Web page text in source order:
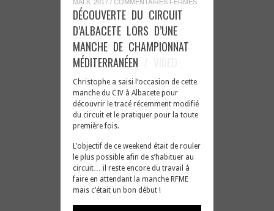
MAI 8, 2017 / COMMENTAIRES FERMÉS
DÉCOUVERTE DU CIRCUIT
D’ALBACETE LORS D’UNE
MANCHE DE CHAMPIONNAT
MÉDITERRANÉEN
Christophe a saisi l’occasion de cette
manche du CIV à Albacete pour
découvrir le tracé récemment modifié
du circuit et le pratiquer pour la toute
première fois.
L’objectif de ce weekend était de rouler
le plus possible afin de s’habituer au
circuit… il reste encore du travail à
faire en attendant la manche RFME
mais c’était un bon début !